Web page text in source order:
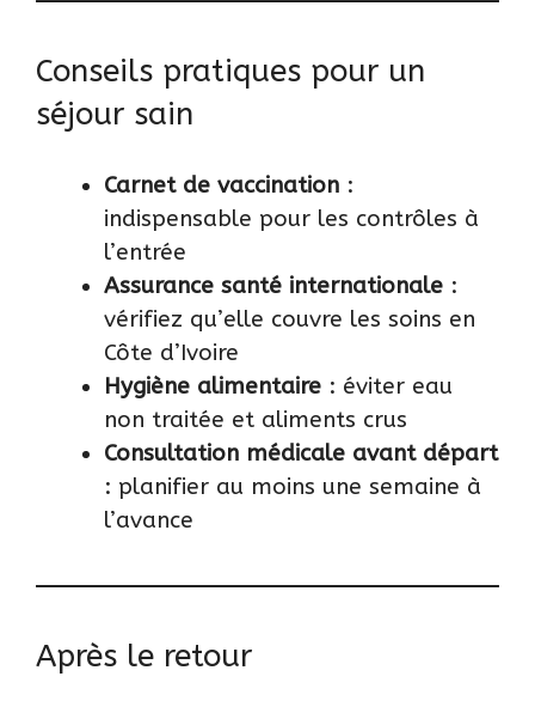
Conseils pratiques pour un
séjour sain
Carnet de vaccination :
indispensable pour les contrôles à
l’entrée
Assurance santé internationale :
vérifiez qu’elle couvre les soins en
Côte d’Ivoire
Hygiène alimentaire : éviter eau
non traitée et aliments crus
Consultation médicale avant départ
: planifier au moins une semaine à
l’avance
Après le retour